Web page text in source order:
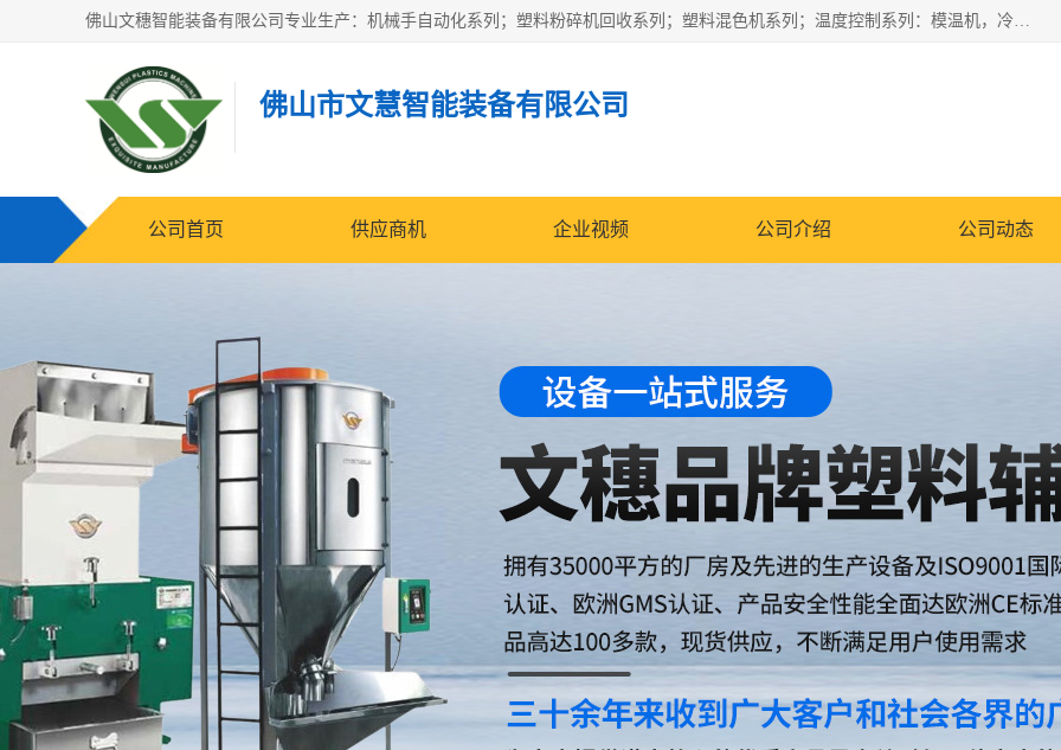
佛山文穗智能装备有限公司专业生产：机械手自动化系列；塑料粉碎机回收系列；塑料混色机系列；温度控制系列：模温机，冷水机；供料输送系列：中央供料系统，欧化/独立式吸料机，分体式吸料机；整机保修一年，易损件除外。
佛山市文慧智能装备有限公司
公司首页 供应商机 企业视频 公司介绍 公司动态